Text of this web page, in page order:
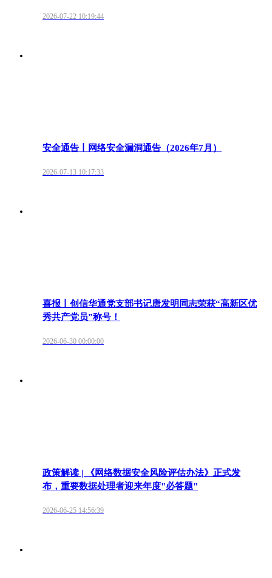
2026-07-22 10:19:44
安全通告丨网络安全漏洞通告（2026年7月）
2026-07-13 10:17:33
喜报丨创信华通党支部书记唐发明同志荣获“高新区优
秀共产党员”称号！
2026-06-30 00:00:00
政策解读 | 《网络数据安全风险评估办法》正式发
布，重要数据处理者迎来年度"必答题"
2026-06-25 14:56:39